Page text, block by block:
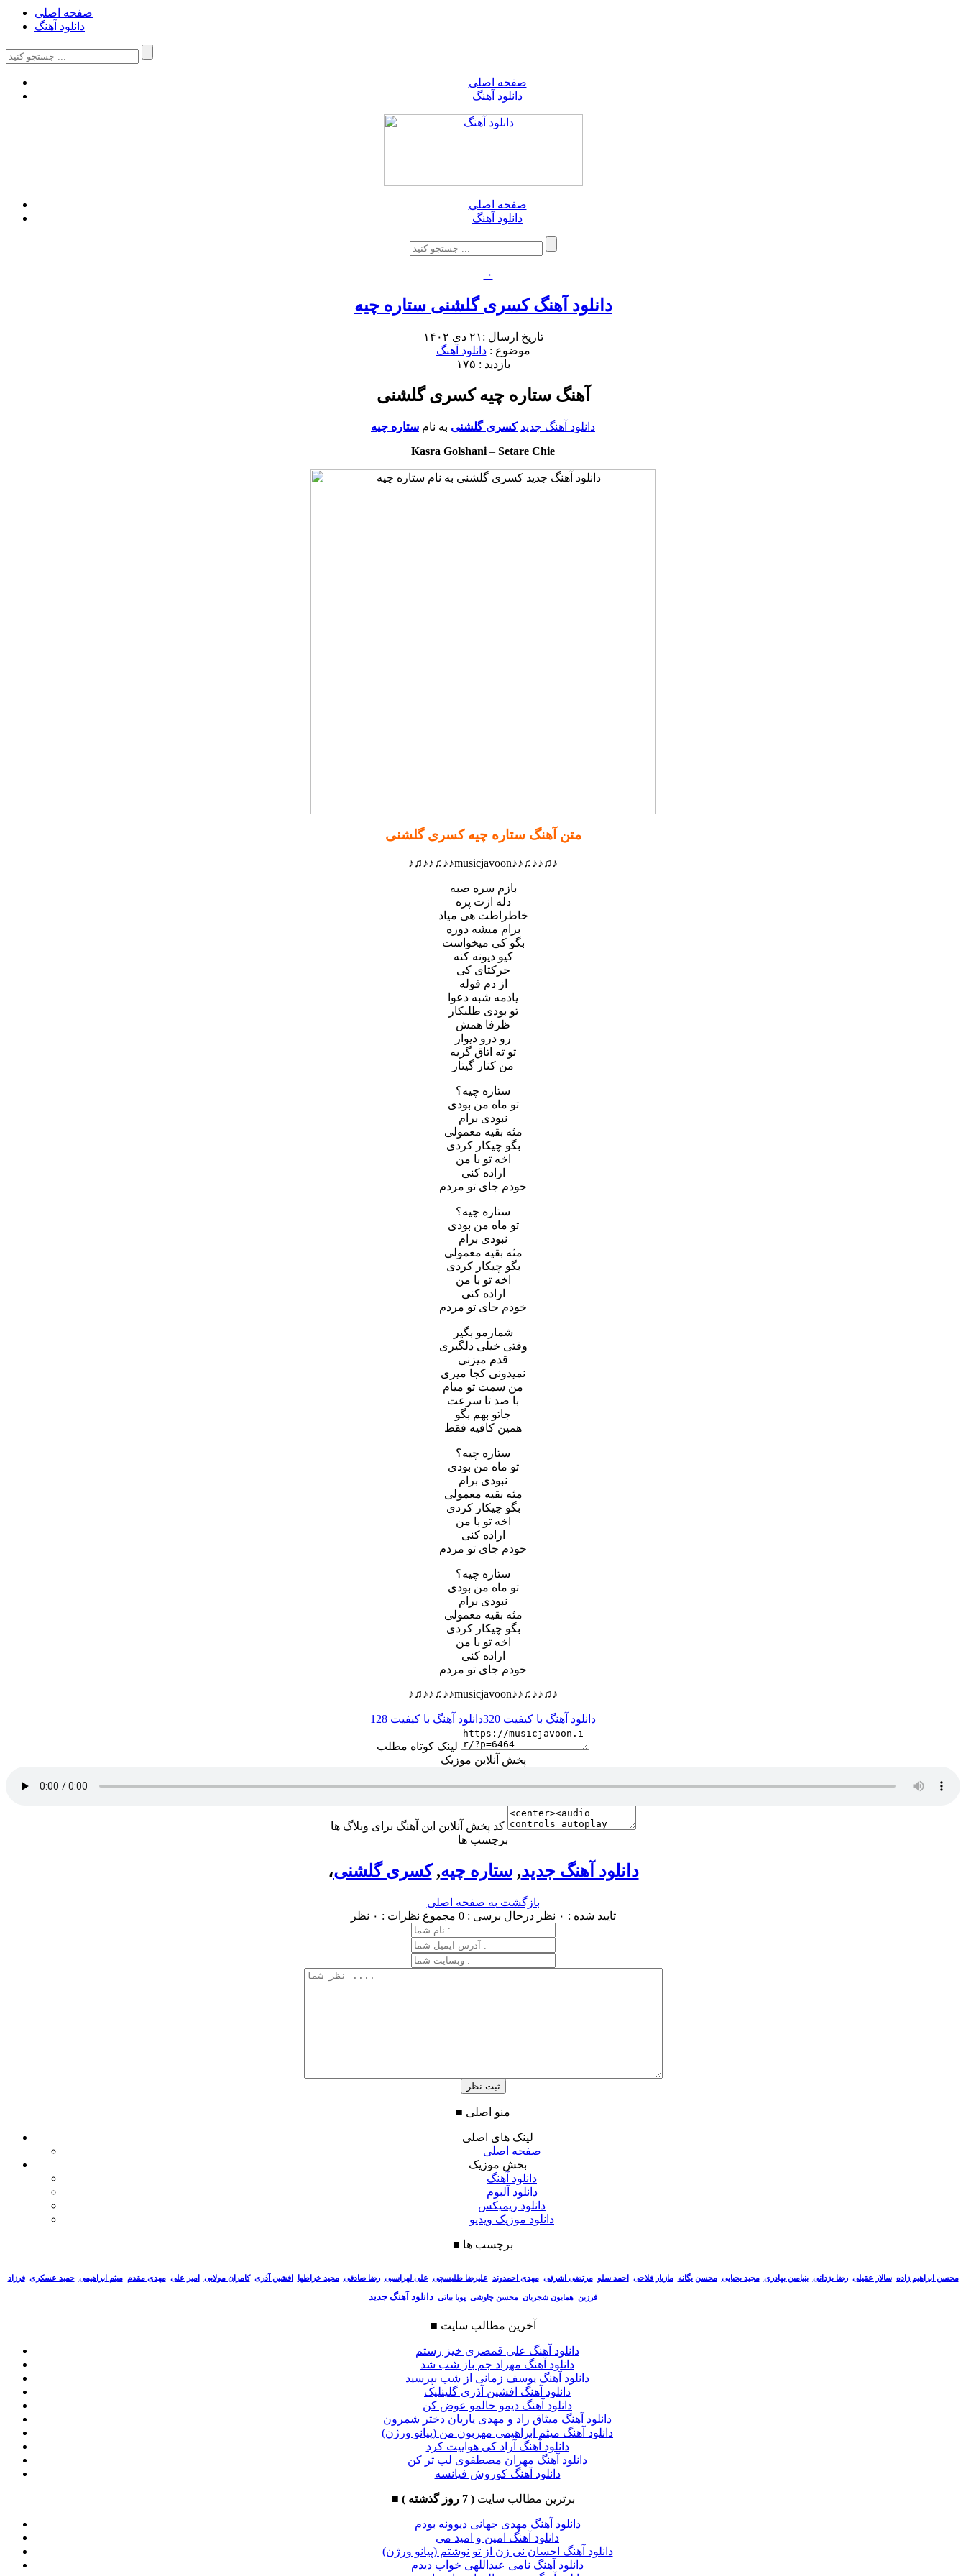
صفحه اصلی
دانلود آهنگ
صفحه اصلی
دانلود آهنگ
صفحه اصلی
دانلود آهنگ
۰
دانلود آهنگ کسری گلشنی ستاره چیه
تاریخ ارسال :۲۱ دی ۱۴۰۲
موضوع :دانلود آهنگ
بازدید : ۱۷۵
آهنگ ستاره چیه کسری گلشنی
دانلود آهنگ جدید کسری گلشنی به نام ستاره چیه
Kasra Golshani – Setare Chie
متن آهنگ ستاره چیه کسری گلشنی
♪♫♪♪♫♪♪musicjavoon♪♪♫♪♪♫♪
بازم سره صبه
دله ازت پره
خاطراطت هی میاد
برام میشه دوره
بگو کی میخواست
کیو دیونه کنه
حرکتای کی
از دم فوله
یادمه شبه دعوا
تو بودی طلبکار
ظرفا همش
رو درو دیوار
تو ته اتاق گریه
من کنار گیتار
ستاره چیه؟
تو ماه من بودی
نبودی برام
مثه بقیه معمولی
بگو چیکار کردی
اخه تو با من
اراده کنی
خودم جای تو مردم
ستاره چیه؟
تو ماه من بودی
نبودی برام
مثه بقیه معمولی
بگو چیکار کردی
اخه تو با من
اراده کنی
خودم جای تو مردم
شمارمو بگیر
وقتی خیلی دلگیری
قدم میزنی
نمیدونی کجا میری
من سمت تو میام
با صد تا سرعت
جاتو بهم بگو
همین کافیه فقط
ستاره چیه؟
تو ماه من بودی
نبودی برام
مثه بقیه معمولی
بگو چیکار کردی
اخه تو با من
اراده کنی
خودم جای تو مردم
ستاره چیه؟
تو ماه من بودی
نبودی برام
مثه بقیه معمولی
بگو چیکار کردی
اخه تو با من
اراده کنی
خودم جای تو مردم
♪♫♪♪♫♪♪musicjavoon♪♪♫♪♪♫♪
دانلود آهنگ با کیفیت 320 دانلود آهنگ با کیفیت 128
لینک کوتاه مطلب
پخش آنلاین موزیک
کد پخش آنلاین این آهنگ برای وبلاگ ها
برچسب ها
، دانلود آهنگ جدید,ستاره چیه,کسری گلشنی
بازگشت به صفحه اصلی
تایید شده : ۰ نظر
درحال برسی : 0 مجموع نظرات : ۰ نظر
■ منو اصلی
لینک های اصلی
صفحه اصلی
بخش موزیک
دانلود آهنگ
دانلود آلبوم
دانلود ریمیکس
دانلود موزیک ویدیو
■ برچسب ها
محسن ابراهیم زاده سالار عقیلی رضا یزدانی بنیامین بهادری مجید یحیایی محسن یگانه مازیار فلاحی احمد سلو مرتضی اشرفی مهدی احمدوند علیرضا طلیسچی علی لهراسبی رضا صادقی مجید خراطها افشین آذری کامران مولایی امیر علی مهدی مقدم میثم ابراهیمی حمید عسکری فرزاد
فرزین همایون شجریان محسن چاوشی پویا بیاتی دانلود آهنگ جدید
■ آخرین مطالب سایت
دانلود آهنگ علی قمصری خیز رستم
دانلود آهنگ مهراد جم باز شب شد
دانلود آهنگ یوسف زمانی از شب بپرسید
دانلود آهنگ افشین آذری گلینلیک
دانلود آهنگ دیمو حالمو عوض کن
دانلود آهنگ میثاق راد و مهدی یاریان دختر شمرون
دانلود آهنگ میثم ابراهیمی مهربون من (پیانو ورژن)
دانلود آهنگ آراد کی هواییت کرد
دانلود آهنگ مهران مصطفوی لب تر کن
دانلود آهنگ کوروش فیانسه
■ برترین مطالب سایت( 7 روز گذشته )
دانلود آهنگ مهدی جهانی دیوونه بودم
دانلود آهنگ امین و امید می
دانلود آهنگ احسان نی زن از تو نوشتم (پیانو ورژن)
دانلود آهنگ نامی عبداللهی خواب دیدم